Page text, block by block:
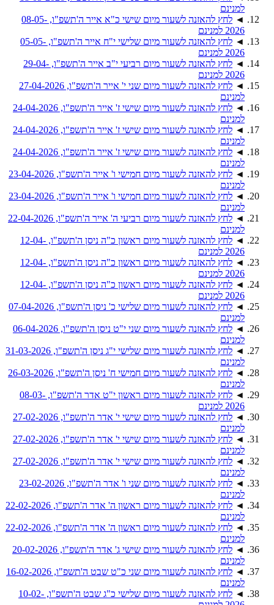
למנינם
◄
לחץ להאזנה לשעור מיום שישי כ"א אייר ה'תשפ"ו, 08-05-
2026 למנינם
◄
לחץ להאזנה לשעור מיום שלישי י"ח אייר ה'תשפ"ו, 05-05-
2026 למנינם
◄
לחץ להאזנה לשעור מיום רביעי י"ב אייר ה'תשפ"ו, 29-04-
2026 למנינם
◄
לחץ להאזנה לשעור מיום שני י' אייר ה'תשפ"ו, 27-04-2026
למנינם
◄
לחץ להאזנה לשעור מיום שישי ז' אייר ה'תשפ"ו, 24-04-2026
למנינם
◄
לחץ להאזנה לשעור מיום שישי ז' אייר ה'תשפ"ו, 24-04-2026
למנינם
◄
לחץ להאזנה לשעור מיום שישי ז' אייר ה'תשפ"ו, 24-04-2026
למנינם
◄
לחץ להאזנה לשעור מיום חמישי ו' אייר ה'תשפ"ו, 23-04-2026
למנינם
◄
לחץ להאזנה לשעור מיום חמישי ו' אייר ה'תשפ"ו, 23-04-2026
למנינם
◄
לחץ להאזנה לשעור מיום רביעי ה' אייר ה'תשפ"ו, 22-04-2026
למנינם
◄
לחץ להאזנה לשעור מיום ראשון כ"ה ניסן ה'תשפ"ו, 12-04-
2026 למנינם
◄
לחץ להאזנה לשעור מיום ראשון כ"ה ניסן ה'תשפ"ו, 12-04-
2026 למנינם
◄
לחץ להאזנה לשעור מיום ראשון כ"ה ניסן ה'תשפ"ו, 12-04-
2026 למנינם
◄
לחץ להאזנה לשעור מיום שלישי כ' ניסן ה'תשפ"ו, 07-04-2026
למנינם
◄
לחץ להאזנה לשעור מיום שני י"ט ניסן ה'תשפ"ו, 06-04-2026
למנינם
◄
לחץ להאזנה לשעור מיום שלישי י"ג ניסן ה'תשפ"ו, 31-03-2026
למנינם
◄
לחץ להאזנה לשעור מיום חמישי ח' ניסן ה'תשפ"ו, 26-03-2026
למנינם
◄
לחץ להאזנה לשעור מיום ראשון י"ט אדר ה'תשפ"ו, 08-03-
2026 למנינם
◄
לחץ להאזנה לשעור מיום שישי י' אדר ה'תשפ"ו, 27-02-2026
למנינם
◄
לחץ להאזנה לשעור מיום שישי י' אדר ה'תשפ"ו, 27-02-2026
למנינם
◄
לחץ להאזנה לשעור מיום שישי י' אדר ה'תשפ"ו, 27-02-2026
למנינם
◄
לחץ להאזנה לשעור מיום שני ו' אדר ה'תשפ"ו, 23-02-2026
למנינם
◄
לחץ להאזנה לשעור מיום ראשון ה' אדר ה'תשפ"ו, 22-02-2026
למנינם
◄
לחץ להאזנה לשעור מיום ראשון ה' אדר ה'תשפ"ו, 22-02-2026
למנינם
◄
לחץ להאזנה לשעור מיום שישי ג' אדר ה'תשפ"ו, 20-02-2026
למנינם
◄
לחץ להאזנה לשעור מיום שני כ"ט שבט ה'תשפ"ו, 16-02-2026
למנינם
◄
לחץ להאזנה לשעור מיום שלישי כ"ג שבט ה'תשפ"ו, 10-02-